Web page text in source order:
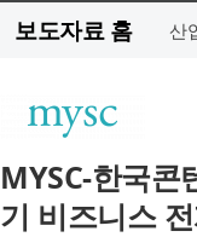
보도자료 홈 산
MYSC-한국콘
기 비즈니스